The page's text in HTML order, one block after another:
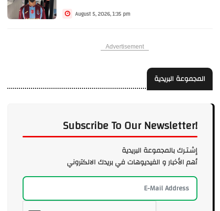
August 5, 2026, 1:35 pm
Advertisement
المجموعة البريدية
Subscribe To Our Newsletter!
إشـتـرك بالمجموعة البريدية
أهم الأخبار و الفيديوهات في بريدك الالكتروني